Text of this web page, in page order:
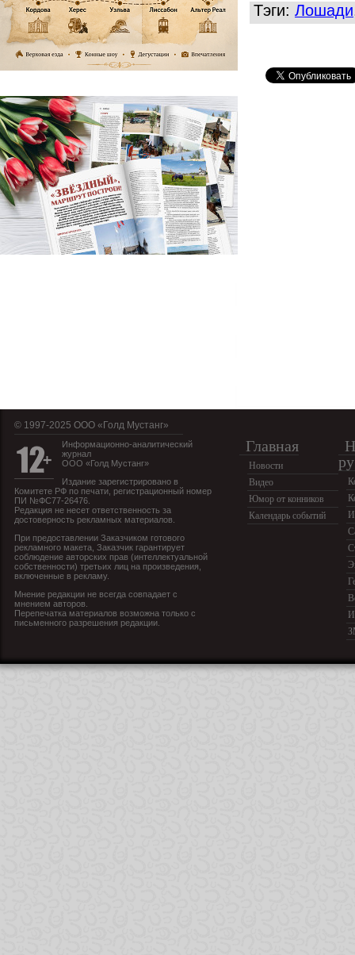
Тэги: Лошади
© 1997-2025 OOO «Голд Мустанг»
Информационно-аналитический
журнал
ООО «Голд Мустанг»
Издание зарегистрировано в
Комитете РФ по печати, регистрационный номер
ПИ №ФС77-26476.
Редакция не несет ответственность за
достоверность рекламных материалов.
При предоставлении Заказчиком готового
рекламного макета, Заказчик гарантирует
соблюдение авторских прав (интеллектуальной
собственности) третьих лиц на произведения,
включенные в рекламу.
Мнение редакции не всегда совпадает с
мнением авторов.
Перепечатка материалов возможна только с
письменного разрешения редакции.
Главная
Новости
Видео
Юмор от конников
Календарь событий